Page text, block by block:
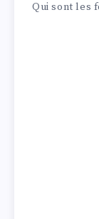
Qui sont les